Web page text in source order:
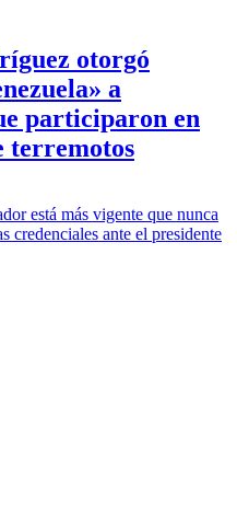
otorgó
a
participaron en
terremotos
está más vigente que nunca
credenciales ante el presidente